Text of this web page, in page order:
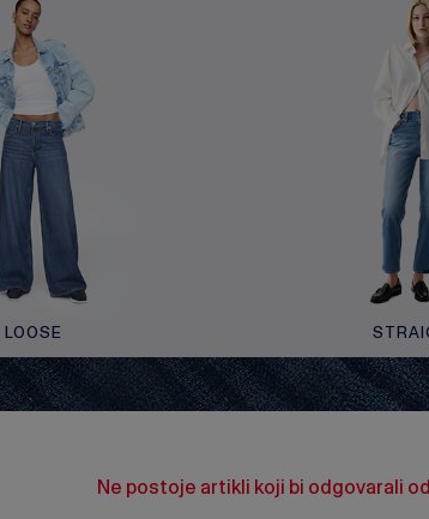
LOOSE
Ne postoje artikli koji bi odgovarali